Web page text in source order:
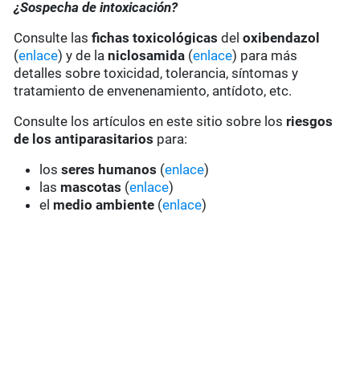
¿Sospecha de intoxicación?
Consulte lasfichas toxicológicas del oxibendazol
(enlace) y de laniclosamida (enlace) para más
detalles sobre toxicidad, tolerancia, síntomas y
tratamiento de envenenamiento, antídoto, etc.
Consulte los artículos en este sitio sobre los riesgos
de los antiparasitarios para:
losseres humanos (enlace)
las mascotas (enlace)
el medio ambiente (enlace)